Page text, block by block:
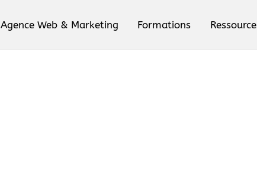
Agence Web & Marketing Formations